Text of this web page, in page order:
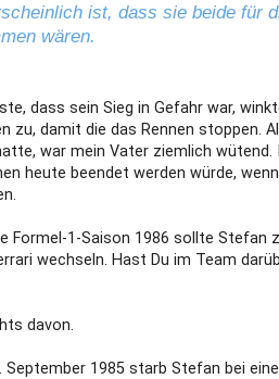
ist, dass sie beide für
wären.
dass sein Sieg in Gefahr war,
zu, damit die das Rennen stoppen.
war mein Vater ziemlich wütend.
heute beendet werden würde, wenn
Formel-1-Saison 1986 sollte Stefan
wechseln. Hast Du im Team
davon.
September 1985 starb Stefan bei